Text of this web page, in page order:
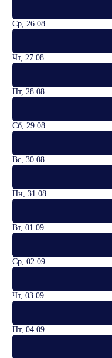
Ср, 26.08
Чт, 27.08
Пт, 28.08
Сб, 29.08
Вс, 30.08
Пн, 31.08
Вт, 01.09
Ср, 02.09
Чт, 03.09
Пт, 04.09